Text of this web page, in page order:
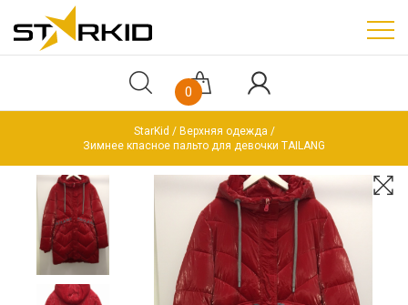
0
StarKid
Верхняя одежда
Зимнее кпасное пальто для девочки TAILANG